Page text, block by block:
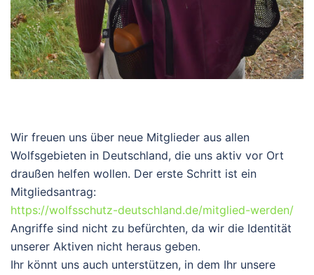
Wir freuen uns über neue Mitglieder aus allen
Wolfsgebieten in Deutschland, die uns aktiv vor Ort
draußen helfen wollen. Der erste Schritt ist ein
Mitgliedsantrag:
https://wolfsschutz-deutschland.de/mitglied-werden/
Angriffe sind nicht zu befürchten, da wir die Identität
unserer Aktiven nicht heraus geben.
Ihr könnt uns auch unterstützen, in dem Ihr unsere